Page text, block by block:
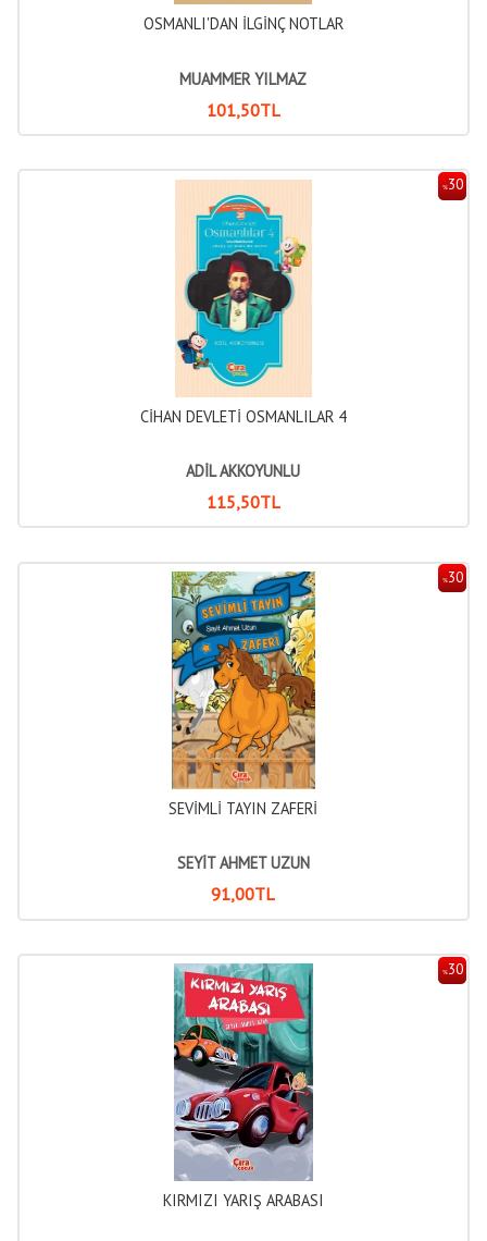
OSMANLI'DAN İLGİNÇ NOTLAR
MUAMMER YILMAZ
101,50TL
%30
CİHAN DEVLETİ OSMANLILAR 4
ADİL AKKOYUNLU
115,50TL
%30
SEVİMLİ TAYIN ZAFERİ
SEYİT AHMET UZUN
91,00TL
%30
KIRMIZI YARIŞ ARABASI